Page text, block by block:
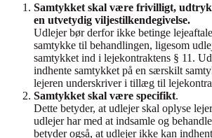
Samtykket skal være frivilligt,
en utvetydig viljestilkendegivelse.
Udlejer bør derfor ikke betinge
samtykke til behandlingen, ligesom
samtykket ind i lejekontraktens § 11.
indhente samtykket på en særskilt
lejeren underskriver i tillæg til
Samtykket skal være specifikt.
Dette betyder, at udlejer skal oplyse
udlejer har med at indsamle og
betyder også, at udlejer ikke kan